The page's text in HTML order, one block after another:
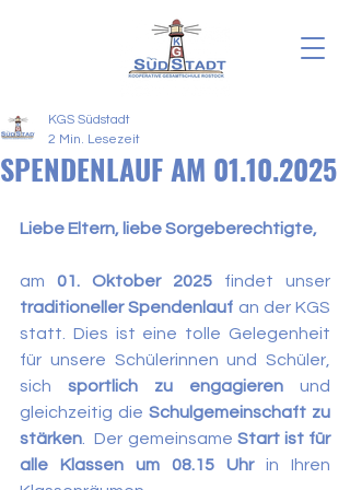
SPENDENLAUF AM 01.10.2025
KGS Südstadt
2 Min. Lesezeit
Liebe Eltern, liebe Sorgeberechtigte,
am 01. Oktober 2025
traditioneller Spendenlauf an der KGS
statt. Dies ist eine tolle Gelegenheit
für unsere Schülerinnen und Schüler,
sich sportlich zu engagieren und
gleichzeitig die Schulgemeinschaft zu
stärken .  Der gemeinsame Start ist für
alle Klassen um 08.15 Uhr in Ihren